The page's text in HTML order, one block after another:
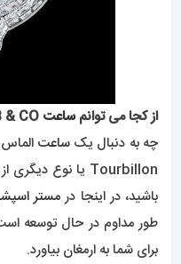
از کجا می توانمساعت
چه به دنبال یکساعت
Tourbillon یا نوع دیگری از
باشید، در اینجا درمستر
طور مداوم در حال توسعه
برای شما به ارمغان بیاورد.